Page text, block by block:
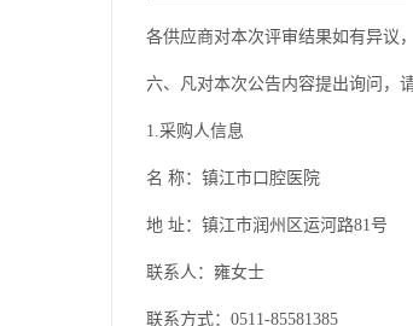
各供应商对本次评审结果如有异议
六、凡对本次公告内容提出询问，
1.采购人信息
名 称： 镇江市口腔医院
地 址：镇江市润州区运河路81号
联系人：雍女士
联系方式：0511-85581385